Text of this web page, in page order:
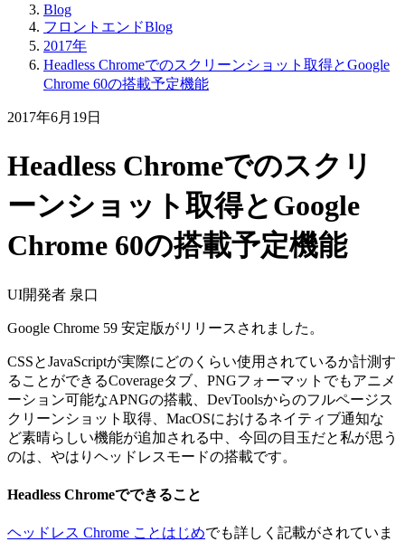
Blog
フロントエンドBlog
2017年
Headless Chromeでのスクリーンショット取得とGoogle
Chrome 60の搭載予定機能
2017年6月19日
Headless Chromeでのスクリ
ーンショット取得とGoogle
Chrome 60の搭載予定機能
UI開発者 泉口
Google Chrome 59 安定版がリリースされました。
CSSとJavaScriptが実際にどのくらい使用されているか計測す
ることができるCoverageタブ、PNGフォーマットでもアニメ
ーション可能なAPNGの搭載、DevToolsからのフルページス
クリーンショット取得、MacOSにおけるネイティブ通知な
ど素晴らしい機能が追加される中、今回の目玉だと私が思う
のは、やはりヘッドレスモードの搭載です。
Headless Chromeでできること
ヘッドレス Chrome ことはじめでも詳しく記載がされていま